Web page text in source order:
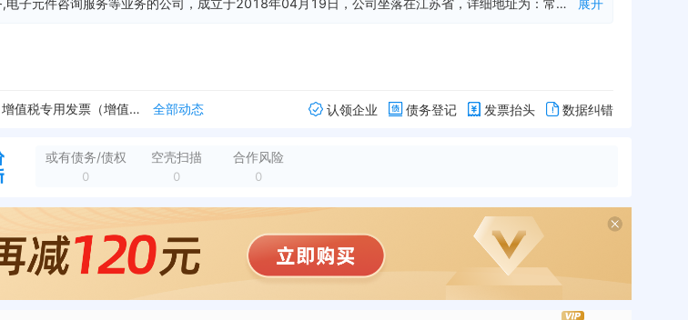
常州市金坛宇可电器有限公司是一家从事电器咨询服务,电线电缆咨询服务,电子元件咨询服务等业务的公司，成立于2018年04月19日，公司坐落在江苏省，详细地址为：常州市金坛区金城镇白塔路2806号;经国家企业信用信息公示系统查询得知，常州市金坛宇可电器有限公司的信用代码/税号为91320413MA1WDPD420，法人是余其章，注册资本为50.000000万人民币，企业的经营范围为:电器、电线电缆、电子仪表、电子元件、五金交电、橡塑制品的销售、安装、设计、维修、咨询服务。（依法须经批准的项目，经相关部门批准后方可开展经营活动） 展开
新增行政许可，许可内容：你（单位）于 2018 年n 04 月n 25 日 提出的n 增值税专用发票（增值税税控系统）最高开票限额审批 税务行政许可申请，...
全部动态
全部动态
全部动态
认领企业 债务登记 发票抬头 数据纠错
或有债务/债权
0
空壳扫描
0
合作风险
0